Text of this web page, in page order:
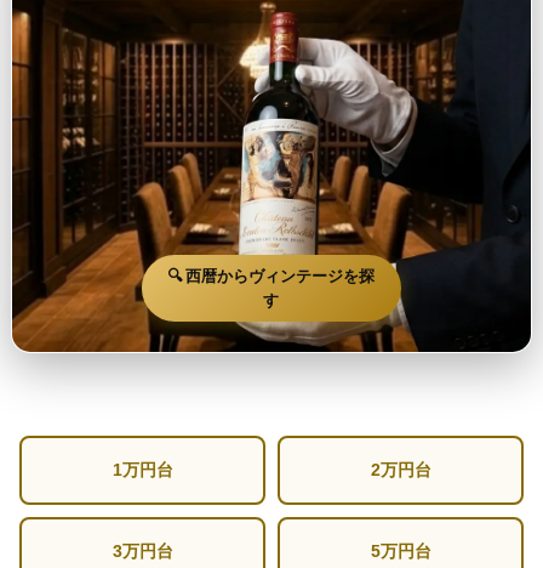
🔍 西暦からヴィンテージを探
す
1万円台 2万円台
3万円台 5万円台